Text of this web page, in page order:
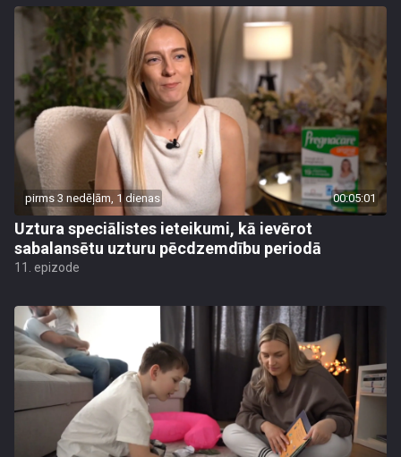
pirms 3 nedēļām, 1 dienas 00:05:01
Uztura speciālistes ieteikumi, kā ievērot
sabalansētu uzturu pēcdzemdību periodā
11. epizode